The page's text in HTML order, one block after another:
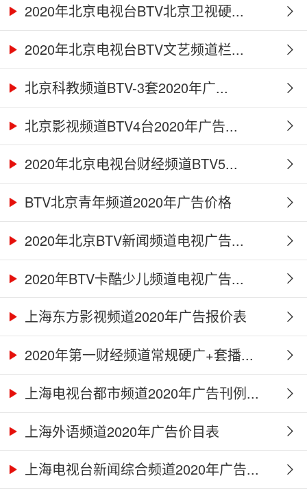
2020年北京电视台BTV北京卫视硬...
2020年北京电视台BTV文艺频道栏...
北京科教频道BTV-3套2020年广...
北京影视频道BTV4台2020年广告...
2020年北京电视台财经频道BTV5...
BTV北京青年频道2020年广告价格
2020年北京BTV新闻频道电视广告...
2020年BTV卡酷少儿频道电视广告...
上海东方影视频道2020年广告报价表
2020年第一财经频道常规硬广+套播...
上海电视台都市频道2020年广告刊例...
上海外语频道2020年广告价目表
上海电视台新闻综合频道2020年广告...